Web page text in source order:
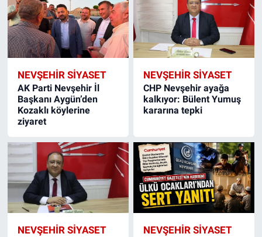
NEVŞEHIR SIYASET
AK Parti Nevşehir İl
Başkanı Aygün’den
Kozaklı köylerine
ziyaret
NEVŞEHIR SIYASET
CHP Nevşehir ayağa
kalkıyor: Bülent Yumuş
kararına tepki
NEVŞEHIR SIYASET NEVŞEHIR SIYASET